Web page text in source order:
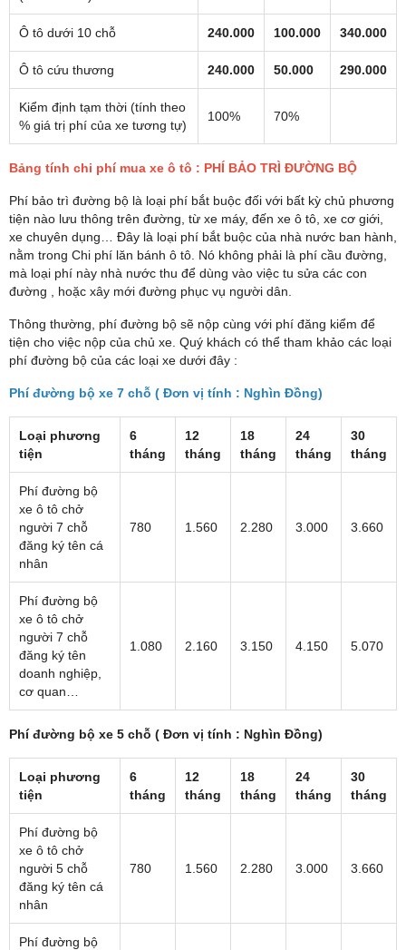
Ô tô dưới 10 chỗ 240.000 100.000 340.000
Ô tô cứu thương 240.000 50.000 290.000
Kiểm định tạm thời (tính theo
% giá trị phí của xe tương tự)
100% 70%
Bảng tính chi phí mua xe ô tô : PHÍ BẢO TRÌ ĐƯỜNG BỘ
Phí bảo trì đường bộ là loại phí bắt buộc đối với bất kỳ chủ phương
tiện nào lưu thông trên đường, từ xe máy, đến xe ô tô, xe cơ giới,
xe chuyên dụng… Đây là loại phí bắt buộc của nhà nước ban hành,
nằm trong Chi phí lăn bánh ô tô. Nó không phải là phí cầu đường,
mà loại phí này nhà nước thu để dùng vào việc tu sửa các con
đường , hoặc xây mới đường phục vụ người dân.
Thông thường, phí đường bộ sẽ nộp cùng với phí đăng kiểm để
tiện cho việc nộp của chủ xe. Quý khách có thể tham khảo các loại
phí đường bộ của các loại xe dưới đây :
Phí đường bộ xe 7 chỗ ( Đơn vị tính : Nghìn Đồng)
Loại phương
tiện
6
tháng
12
tháng
18
tháng
24
tháng
30
tháng
Phí đường bộ
xe ô tô chở
người 7 chỗ
đăng ký tên cá
nhân
780 1.560 2.280 3.000 3.660
Phí đường bộ
xe ô tô chở
người 7 chỗ
đăng ký tên
doanh nghiệp,
cơ quan…
1.080 2.160 3.150 4.150 5.070
Phí đường bộ xe 5 chỗ ( Đơn vị tính : Nghìn Đồng)
Loại phương
tiện
6
tháng
12
tháng
18
tháng
24
tháng
30
tháng
Phí đường bộ
xe ô tô chở
người 5 chỗ
đăng ký tên cá
nhân
780 1.560 2.280 3.000 3.660
Phí đường bộ